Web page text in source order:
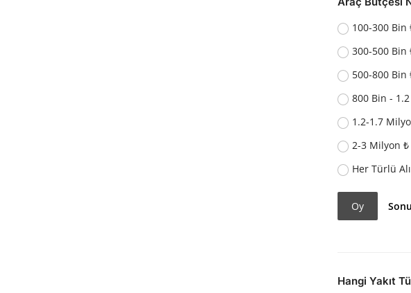
100-300 Bin
300-500 Bin
500-800 Bin
800 Bin -
1.2-1.7
2-3 Milyon ₺
Her Türlü
Oy
Hangi Yakıt